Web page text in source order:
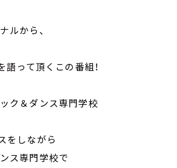
ルから、
語って頂くこの番組！
ク＆ダンス専門学校
をしながら
ス専門学校で